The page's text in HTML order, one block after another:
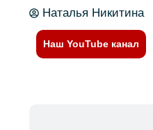
Наталья Никитина
Наш YouTube канал